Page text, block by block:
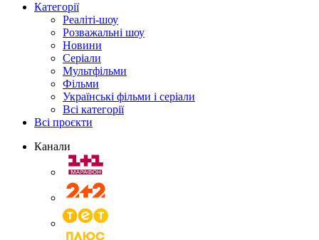
Категорії
Реаліті-шоу
Розважальні шоу
Новини
Серіали
Мультфільми
Фільми
Українські фільми і серіали
Всі категорії
Всі проєкти
Канали